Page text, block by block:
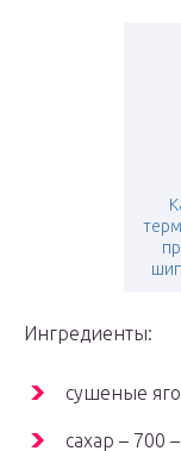
Ингредиенты:
сушеные
сахар – 700